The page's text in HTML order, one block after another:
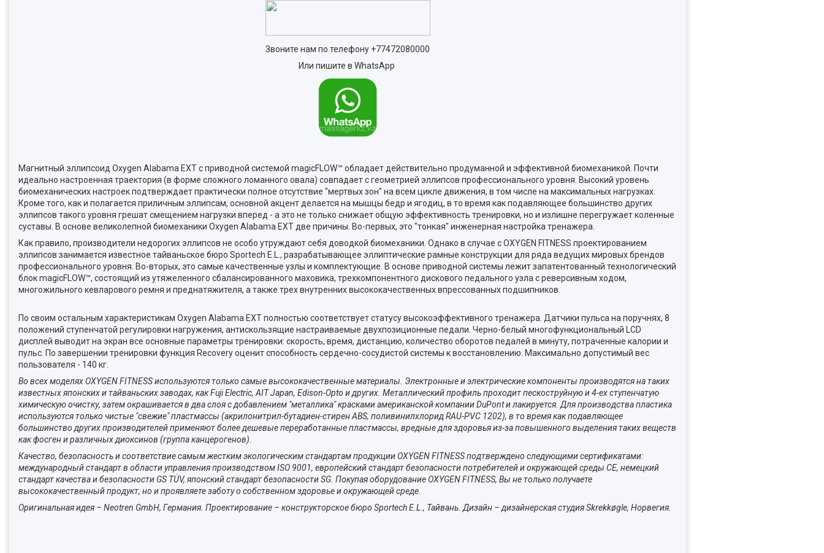
Звоните нам по телефону +77472080000
Или пишите в WhatsApp
Магнитный эллипсоид Oxygen Alabama EXT с приводной системой magicFLOW™ обладает действительно продуманной и эффективной биомеханикой. Почти
идеально настроенная траектория (в форме сложного ломанного овала) совпадает с геометрией эллипсов профессионального уровня. Высокий уровень
биомеханических настроек подтверждает практически полное отсутствие "мертвых зон" на всем цикле движения, в том числе на максимальных нагрузках.
Кроме того, как и полагается приличным эллипсам, основной акцент делается на мышцы бедр и ягодиц, в то время как подавляющее большинство других
эллипсов такого уровня грешат смещением нагрузки вперед - а это не только снижает общую эффективность тренировки, но и излишне перегружает коленные
суставы. В основе великолепной биомеханики Oxygen Alabama EXT две причины. Во-первых, это "тонкая" инженерная настройка тренажера.
Как правило, производители недорогих эллипсов не особо утруждают себя доводкой биомеханики. Однако в случае с OXYGEN FITNESS проектированием
эллипсов занимается известное тайваньское бюро Sportech E.L., разрабатывающее эллиптические рамные конструкции для ряда ведущих мировых брендов
профессионального уровня. Во-вторых, это самые качественные узлы и комплектующие. В основе приводной системы лежит запатентованный технологический
блок magicFLOW™, состоящий из утяжеленного сбалансированного маховика, трехкомпонентного дискового педального узла с реверсивным ходом,
многожильного кевларового ремня и преднатяжителя, а также трех внутренних высококачественных впрессованных подшипников.
По своим остальным характеристикам Oxygen Alabama EXT полностью соответствует статусу высокоэффективного тренажера. Датчики пульса на поручнях, 8
положений ступенчатой регулировки нагружения, антискользящие настраиваемые двухпозиционные педали. Черно-белый многофункциональный LCD
дисплей выводит на экран все основные параметры тренировки: скорость, время, дистанцию, количество оборотов педалей в минуту, потраченные калории и
пульс. По завершении тренировки функция Recovery оценит способность сердечно-сосудистой системы к восстановлению. Максимально допустимый вес
пользователя - 140 кг.
Во всех моделях OXYGEN FITNESS используются только самые высококачественные материалы. Электронные и электрические компоненты производятся на таких
известных японских и тайваньских заводах, как Fuji Electric, AIT Japan, Edison-Opto и других. Металлический профиль проходит пескоструйную и 4-ех ступенчатую
химическую очистку, затем окрашивается в два слоя с добавлением "металлика" красками американской компании DuPont и лакируется. Для производства пластика
используются только чистые "свежие" пластмассы (акрилонитрил-бутадиен-стирен ABS, поливинилхлорид RAU-PVC 1202), в то время как подавляющее
большинство других производителей применяют более дешевые переработанные пластмассы, вредные для здоровья из-за повышенного выделения таких веществ
как фосген и различных диоксинов (группа канцерогенов).
Качество, безопасность и соответствие самым жестким экологическим стандартам продукции OXYGEN FITNESS подтверждено следующими сертификатами:
международный стандарт в области управления производством ISO 9001, европейский стандарт безопасности потребителей и окружающей среды CE, немецкий
стандарт качества и безопасности GS TÜV, японский стандарт безопасности SG. Покупая оборудование OXYGEN FITNESS, Вы не только получаете
высококачественный продукт, но и проявляете заботу о собственном здоровье и окружающей среде.
Оригинальная идея – Neotren GmbH, Германия. Проектирование – конструкторское бюро Sportech E.L., Тайвань. Дизайн – дизайнерская студия Skrekkøgle, Норвегия.